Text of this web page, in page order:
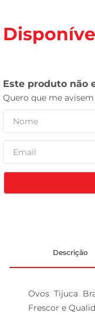
Descrição
Ovos Tijuca
Frescor e
vinho
leite pó